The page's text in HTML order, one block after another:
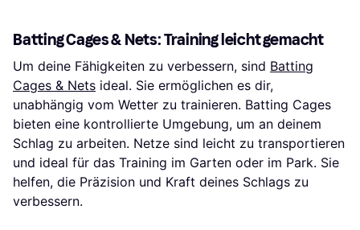
Batting Cages & Nets: Training leicht gemacht
Um deine Fähigkeiten zu verbessern, sind Batting
Cages & Nets ideal. Sie ermöglichen es dir,
unabhängig vom Wetter zu trainieren. Batting Cages
bieten eine kontrollierte Umgebung, um an deinem
Schlag zu arbeiten. Netze sind leicht zu transportieren
und ideal für das Training im Garten oder im Park. Sie
helfen, die Präzision und Kraft deines Schlags zu
verbessern.